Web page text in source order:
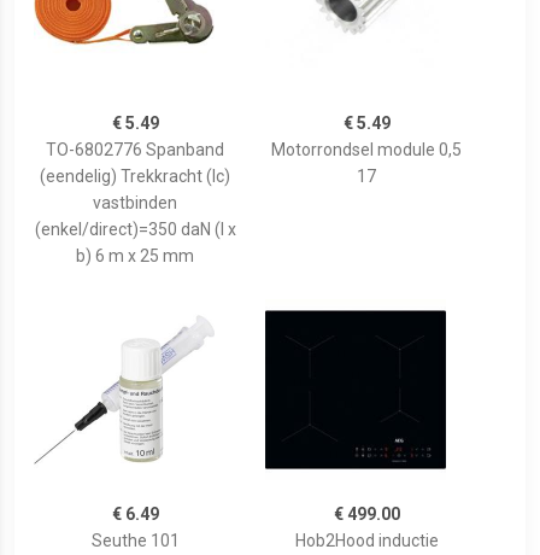
€ 5.49
TO-6802776 Spanband
(eendelig) Trekkracht (lc)
vastbinden
(enkel/direct)=350 daN (l x
b) 6 m x 25 mm
€ 5.49
Motorrondsel module 0,5
17
€ 6.49
Seuthe 101
€ 499.00
Hob2Hood inductie